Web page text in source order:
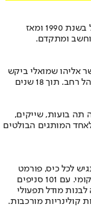
רשת הפיצה הבינלאומית החלה את דרכה בישראל בשנת 1990 ומאז
ומתקדם.
קטן ביוקנעם בשנת 2008, כאשר אליהו שמואלי ביקש
להנגיש חומוס מסורתי, חם וטרי בפורמט נגיש לקהל רחב. תוך 18 שנים
תה בועות, שייקים,
המותגים הבולטים
לכל כיס, פורמט
שהוכיח את עצמו כקריטי בשוק המזון המהיר המקומי. עם 101 סניפים
מודל תפעולי
קולינריות מורכבות.